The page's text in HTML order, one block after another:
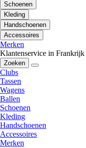
Schoenen
Kleding
Handschoenen
Accessoires
Merken
Klantenservice in Frankrijk
Zoeken
Clubs
Tassen
Wagens
Ballen
Schoenen
Kleding
Handschoenen
Accessoires
Merken